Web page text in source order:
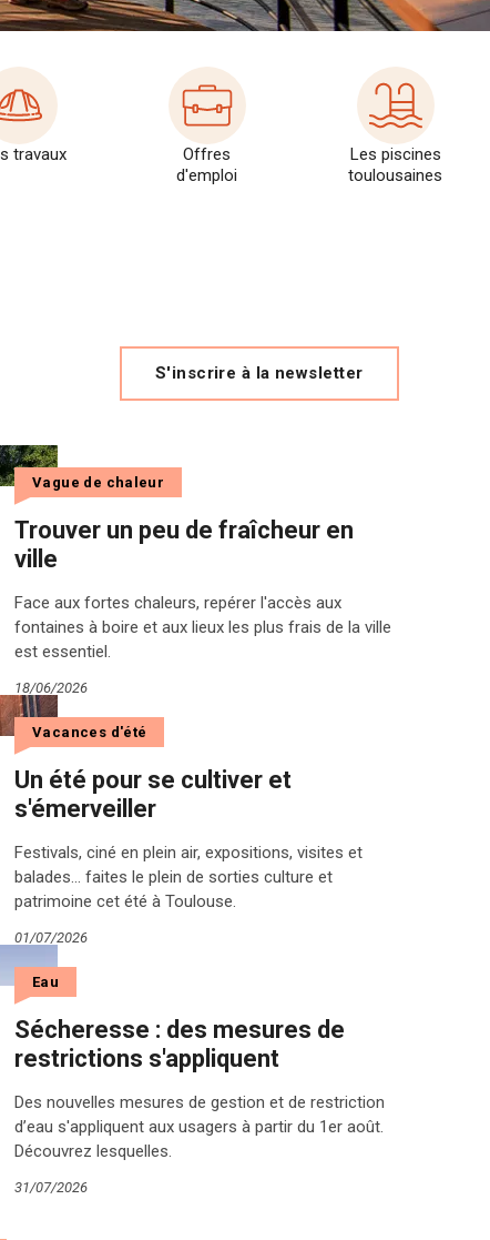
travaux
Offres
d'emploi
Les piscines
toulousaines
S'inscrire à la newsletter
Trouver un peu de fraîcheur en
ville
Vague de chaleur
Face aux fortes chaleurs, repérer l'accès aux
fontaines à boire et aux lieux les plus frais de la ville
est essentiel.
18/06/2026
Un été pour se cultiver et
s'émerveiller
Vacances d'été
Festivals, ciné en plein air, expositions, visites et
balades... faites le plein de sorties culture et
patrimoine cet été à Toulouse.
01/07/2026
Sécheresse : des mesures de
restrictions s'appliquent
Eau
Des nouvelles mesures de gestion et de restriction
d’eau s'appliquent aux usagers à partir du 1er août.
Découvrez lesquelles.
31/07/2026